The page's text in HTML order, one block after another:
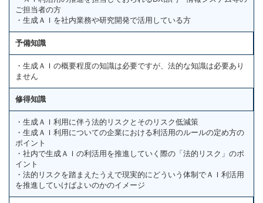
ご担当者の方
・生成ＡＩを社内業務や研究開発で活用している方
予備知識
・生成ＡＩの概要程度の知識は必要ですが、法的な知識は必要あり
ません
修得知識
・生成ＡＩ利用に伴う法的リスクとそのリスク低減策
・生成ＡＩ利用についての企業における利活用のルールの定め方の
ポイント
・社内で生成ＡＩの利活用を推進していく際の「法的リスク」のポ
イント
・法的リスクを踏まえたうえで現実的にどういう体制でＡＩ利活用
を推進していけばよいのかのイメージ